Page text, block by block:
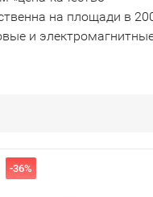
на площади в
и
-36%